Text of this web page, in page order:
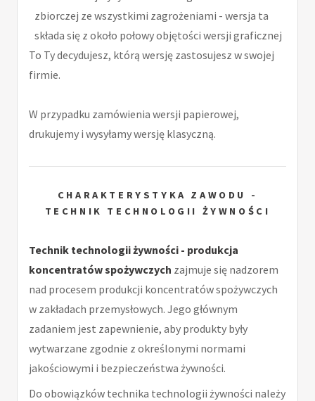
zbiorczej ze wszystkimi zagrożeniami - wersja ta
składa się z około połowy objętości wersji graficznej
To Ty decydujesz, którą wersję zastosujesz w swojej
firmie.
W przypadku zamówienia wersji papierowej,
drukujemy i wysyłamy wersję klasyczną.
CHARAKTERYSTYKA ZAWODU -
TECHNIK TECHNOLOGII ŻYWNOŚCI
Technik technologii żywności - produkcja
koncentratów spożywczych zajmuje się nadzorem
nad procesem produkcji koncentratów spożywczych
w zakładach przemysłowych. Jego głównym
zadaniem jest zapewnienie, aby produkty były
wytwarzane zgodnie z określonymi normami
jakościowymi i bezpieczeństwa żywności.
Do obowiązków technika technologii żywności należy